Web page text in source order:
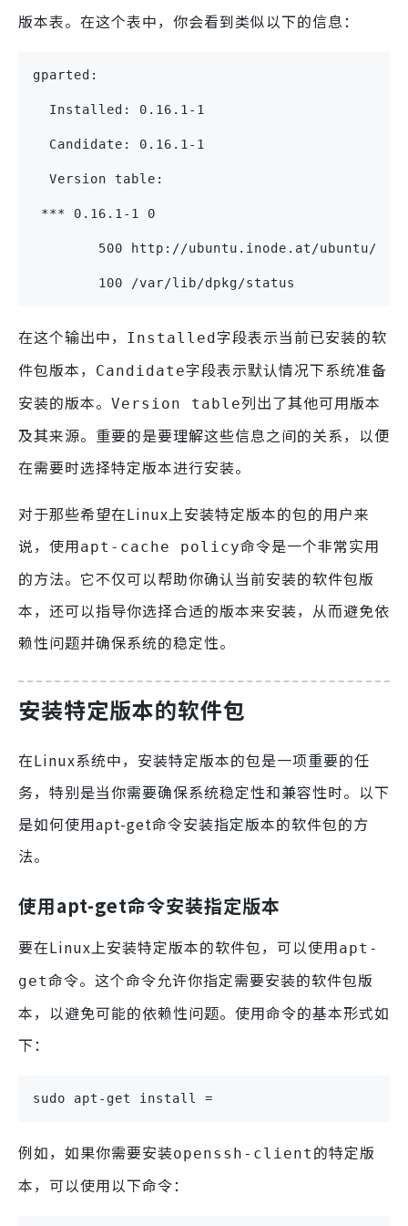
版本表。在这个表中，你会看到类似以下的信息：
gparted:
  Installed: 0.16.1-1
  Candidate: 0.16.1-1
  Version table:
*** 0.16.1-1 0
500 http://ubuntu.inode.at/ubuntu/
        100 /var/lib/dpkg/status
在这个输出中， Installed 字段表示当前已安装的软
件包版本，
Candidate字段表示默认情况下系统准备
安装的版本。 Version table列出了其他可用版本
及其来源。重要的是要理解这些信息之间的关系，以便
在需要时选择特定版本进行安装。
对于那些希望在Linux上安装特定版本的包的用户来
说，使用apt-cache policy命令是一个非常实用
的方法。它不仅可以帮助你确认当前安装的软件包版
本，还可以指导你选择合适的版本来安装，从而避免依
赖性问题并确保系统的稳定性。
安装特定版本的软件包
在Linux系统中，安装特定版本的包是一项重要的任
务，特别是当你需要确保系统稳定性和兼容性时。以下
是如何使用apt-get命令安装指定版本的软件包的方
法。
使用apt-get命令安装指定版本
要在Linux上安装特定版本的软件包，可以使用apt-
get命令。这个命令允许你指定需要安装的软件包版
本，以避免可能的依赖性问题。使用命令的基本形式如
下：
sudo apt-get install =
例如，如果你需要安装openssh-client 的特定版
本，可以使用以下命令：